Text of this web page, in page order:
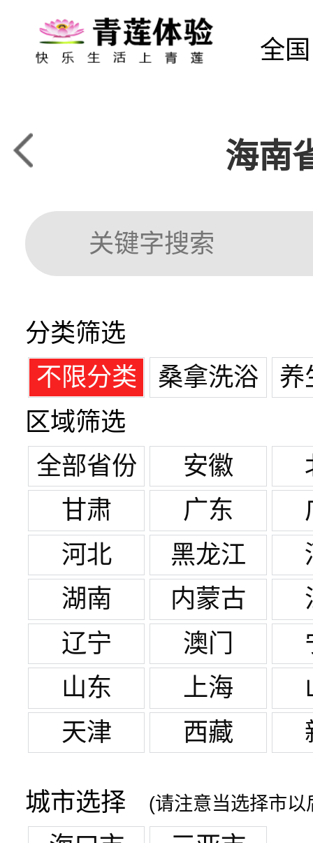
全国
海南
分类筛选
不限分类
桑拿洗浴
养
区域筛选
全部省份
安徽
甘肃
广东
河北
黑龙江
湖南
内蒙古
辽宁
澳门
山东
上海
天津
西藏
城市选择 (请注意当选择市